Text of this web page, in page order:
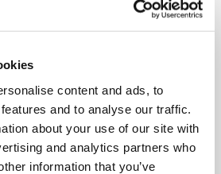
content and ads, to
and to analyse our traffic.
about your use of our site with
and analytics partners who
information that you’ve